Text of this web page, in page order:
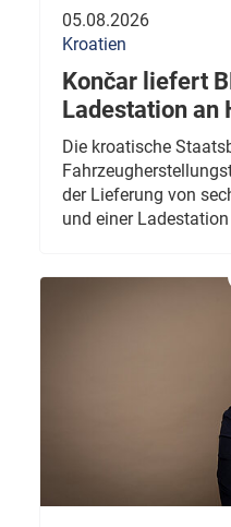
05.08.2026
Kroatien
Končar liefert
Ladestation an
Die kroatische
der Lieferung von
und einer